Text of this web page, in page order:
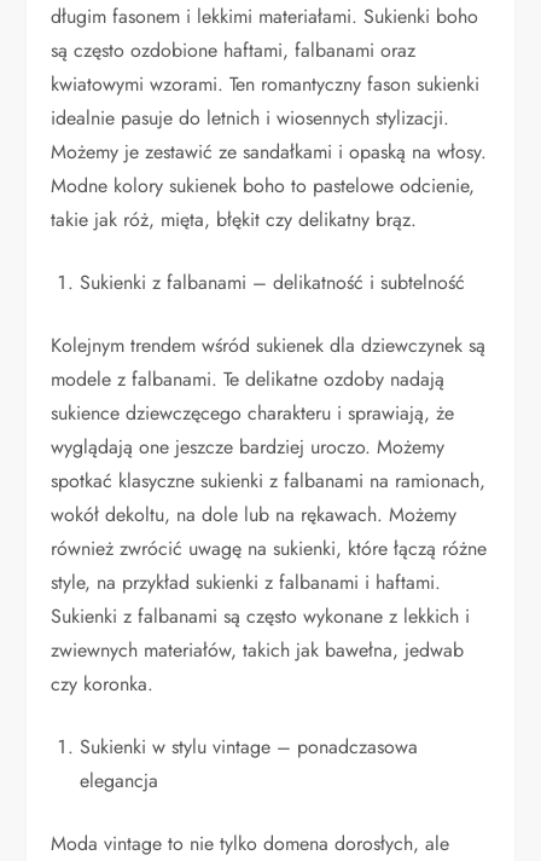
długim fasonem i lekkimi materiałami. Sukienki boho
są często ozdobione haftami, falbanami oraz
kwiatowymi wzorami. Ten romantyczny fason sukienki
idealnie pasuje do letnich i wiosennych stylizacji.
Możemy je zestawić ze sandałkami i opaską na włosy.
Modne kolory sukienek boho to pastelowe odcienie,
takie jak róż, mięta, błękit czy delikatny brąz.
Sukienki z falbanami – delikatność i subtelność
Kolejnym trendem wśród sukienek dla dziewczynek są
modele z falbanami. Te delikatne ozdoby nadają
sukience dziewczęcego charakteru i sprawiają, że
wyglądają one jeszcze bardziej uroczo. Możemy
spotkać klasyczne sukienki z falbanami na ramionach,
wokół dekoltu, na dole lub na rękawach. Możemy
również zwrócić uwagę na sukienki, które łączą różne
style, na przykład sukienki z falbanami i haftami.
Sukienki z falbanami są często wykonane z lekkich i
zwiewnych materiałów, takich jak bawełna, jedwab
czy koronka.
Sukienki w stylu vintage – ponadczasowa
elegancja
Moda vintage to nie tylko domena dorosłych, ale